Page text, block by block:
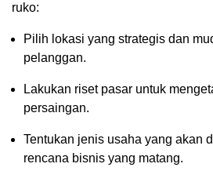
ruko:
Pilih lokasi yang strategis dan
pelanggan.
Lakukan riset pasar untuk
persaingan.
Tentukan jenis usaha yang akan
rencana bisnis yang matang.